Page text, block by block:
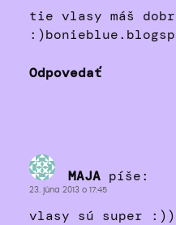
tie vlasy máš
Odpovedať
MAJA píše:
23. júna 2013 o 17:45
vlasy sú super